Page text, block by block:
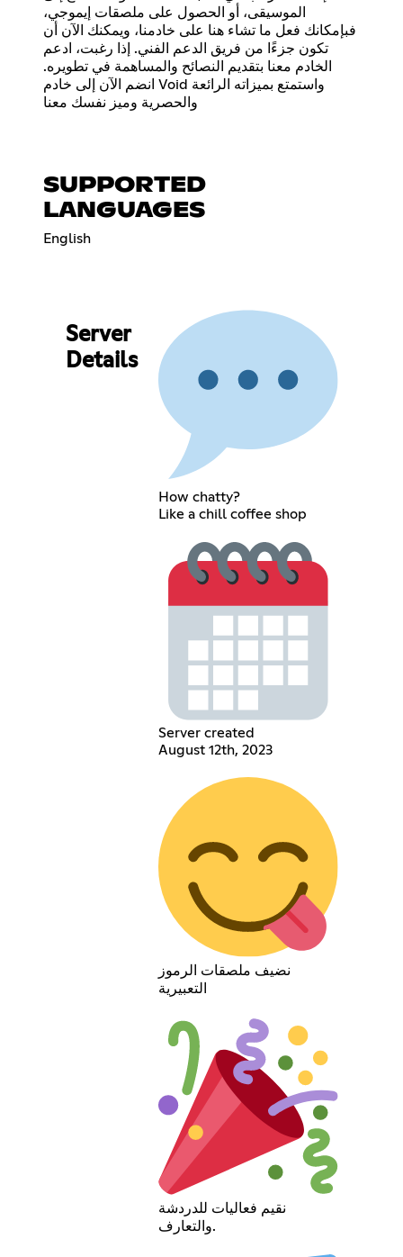
الموسيقى، أو الحصول على ملصقات إيموجي،
فبإمكانك فعل ما تشاء هنا على خادمنا، ويمكنك الآن أن
تكون جزءًا من فريق الدعم الفني. إذا رغبت، ادعم
الخادم معنا بتقديم النصائح والمساهمة في تطويره.
انضم الآن إلى خادم Void واستمتع بميزاته الرائعة
والحصرية وميز نفسك معنا
SUPPORTED
LANGUAGES
English
Server
Details
How chatty?
Like a chill coffee shop
Server created
August 12th, 2023
نضيف ملصقات الرموز
التعبيرية
نقيم فعاليات للدردشة
والتعارف.